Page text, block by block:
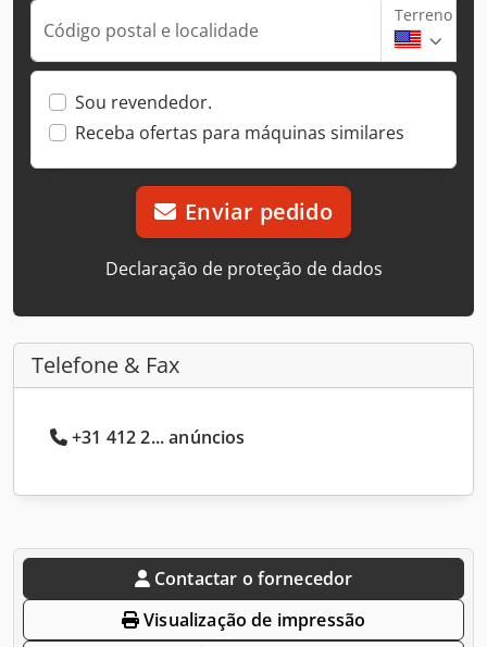
Código postal e localidade
Terreno
Sou revendedor.
Receba ofertas para máquinas similares
Enviar pedido
Declaração de proteção de dados
Telefone & Fax
+31 412 2... anúncios
Contactar o fornecedor
Visualização de impressão